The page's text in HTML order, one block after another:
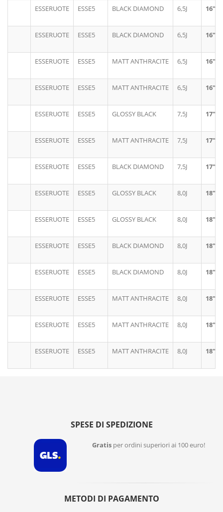
ESSERUOTE ESSE5 BLACK DIAMOND 6,5J 16"
ESSERUOTE ESSE5 BLACK DIAMOND 6,5J 16"
ESSERUOTE ESSE5 MATT ANTHRACITE 6,5J 16"
ESSERUOTE ESSE5 MATT ANTHRACITE 6,5J 16"
ESSERUOTE ESSE5 GLOSSY BLACK 7,5J 17"
ESSERUOTE ESSE5 MATT ANTHRACITE 7,5J 17"
ESSERUOTE ESSE5 BLACK DIAMOND 7,5J 17"
ESSERUOTE ESSE5 GLOSSY BLACK 8,0J 18"
ESSERUOTE ESSE5 GLOSSY BLACK 8,0J 18"
ESSERUOTE ESSE5 BLACK DIAMOND 8,0J 18"
ESSERUOTE ESSE5 BLACK DIAMOND 8,0J 18"
ESSERUOTE ESSE5 MATT ANTHRACITE 8,0J 18"
ESSERUOTE ESSE5 MATT ANTHRACITE 8,0J 18"
ESSERUOTE ESSE5 MATT ANTHRACITE 8,0J 18"
SPESE DI SPEDIZIONE
Gratis per ordini superiori ai 100 euro!
METODI DI PAGAMENTO